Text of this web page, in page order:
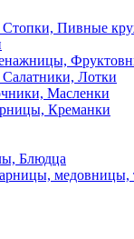
Пивные
Лотки
Масленки
Креманки
Блюдца
медовницы,